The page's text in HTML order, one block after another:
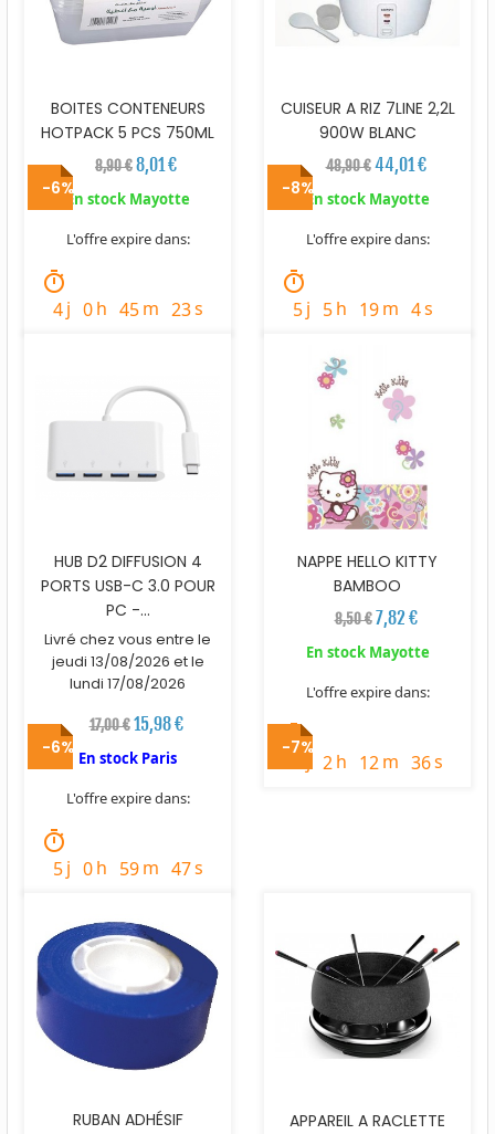
BOITES CONTENEURS
HOTPACK 5 PCS 750ML
8,90 €8,01 €
En stock Mayotte
L'offre expire dans:
timer
4j 0h 45m 22s
CUISEUR A RIZ 7LINE 2,2L
900W BLANC
48,90 € 44,01 €
En stock Mayotte
L'offre expire dans:
timer
5j 5h 19m 3s
-6%
HUB D2 DIFFUSION 4
PORTS USB-C 3.0 POUR
PC -...
Livré chez vous entre le
jeudi 13/08/2026 et le
lundi 17/08/2026
17,00 € 15,98 €
En stock Paris
L'offre expire dans:
timer
5j 0h 59m 46s
-8%
NAPPE HELLO KITTY
BAMBOO
8,50 € 7,82 €
En stock Mayotte
L'offre expire dans:
timer
j 2h 12m 35s
-6%
RUBAN ADHÉSIF
-7%
APPAREIL A RACLETTE